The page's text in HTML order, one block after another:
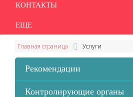
КОНТАКТЫ
ЕЩЕ
Главная страница Услуги
Рекомендации
Контролирующие органы